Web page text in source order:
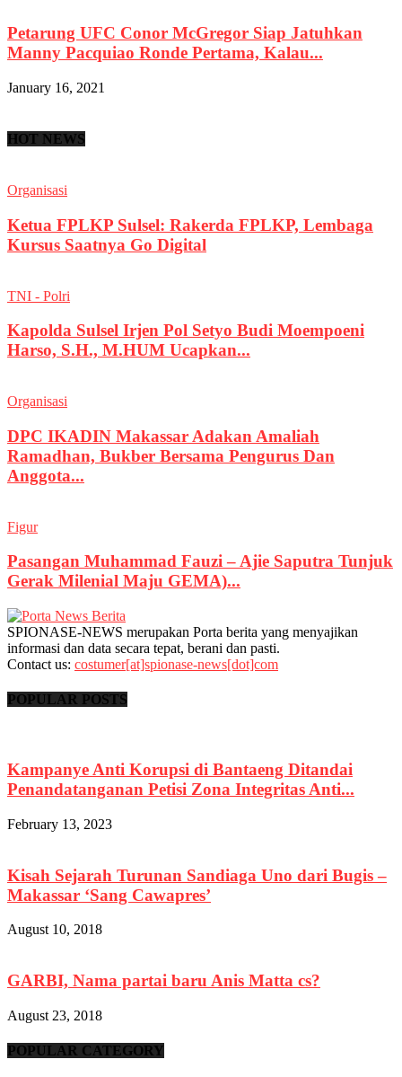
Petarung UFC Conor McGregor Siap Jatuhkan
Manny Pacquiao Ronde Pertama, Kalau...
January 16, 2021
HOT NEWS
Organisasi
Ketua FPLKP Sulsel: Rakerda FPLKP, Lembaga
Kursus Saatnya Go Digital
TNI - Polri
Kapolda Sulsel Irjen Pol Setyo Budi Moempoeni
Harso, S.H., M.HUM Ucapkan...
Organisasi
DPC IKADIN Makassar Adakan Amaliah
Ramadhan, Bukber Bersama Pengurus Dan
Anggota...
Figur
Pasangan Muhammad Fauzi – Ajie Saputra Tunjuk
Gerak Milenial Maju GEMA)...
SPIONASE-NEWS merupakan Porta berita yang menyajikan
informasi dan data secara tepat, berani dan pasti.
Contact us: costumer[at]spionase-news[dot]com
POPULAR POSTS
Kampanye Anti Korupsi di Bantaeng Ditandai
Penandatanganan Petisi Zona Integritas Anti...
February 13, 2023
Kisah Sejarah Turunan Sandiaga Uno dari Bugis –
Makassar ‘Sang Cawapres’
August 10, 2018
GARBI, Nama partai baru Anis Matta cs?
August 23, 2018
POPULAR CATEGORY